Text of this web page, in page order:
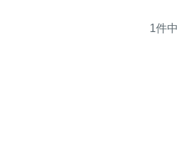
1件中